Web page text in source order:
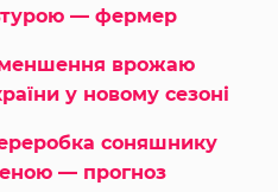
— фермер
врожаю
у новому сезоні
соняшнику
— прогноз